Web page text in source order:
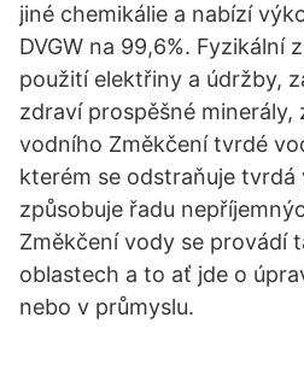
jiné chemikálie a nabízí
DVGW na 99,6%. Fyzikální
použití elektřiny a údržby,
zdraví prospěšné minerály,
vodního Změkčení tvrdé
kterém se odstraňuje tvrdá
způsobuje řadu
Změkčení vody se provádí
oblastech a to ať jde o
nebo v průmyslu.